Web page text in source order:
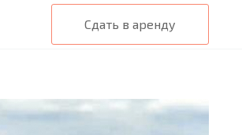
Сдать в аренду